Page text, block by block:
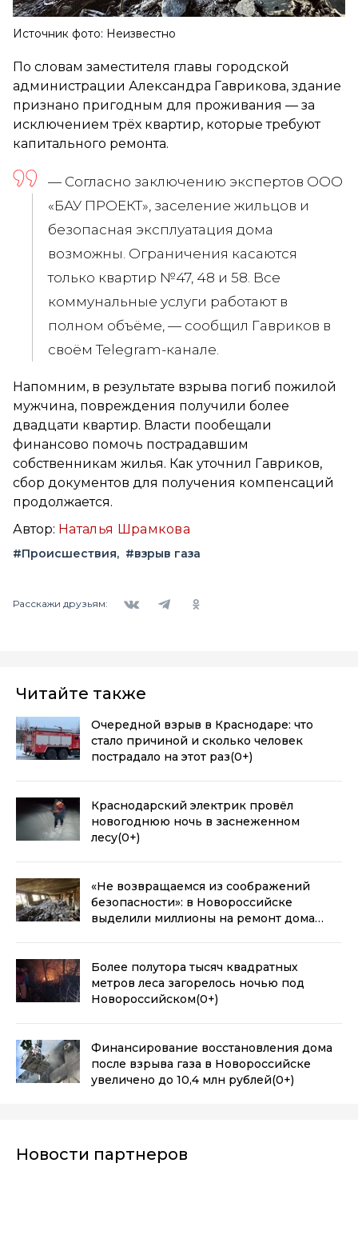
Источник фото: Неизвестно
По словам заместителя главы городской
администрации Александра Гаврикова, здание
признано пригодным для проживания — за
исключением трёх квартир, которые требуют
капитального ремонта.
— Согласно заключению экспертов ООО
«БАУ ПРОЕКТ», заселение жильцов и
безопасная эксплуатация дома
возможны. Ограничения касаются
только квартир №47, 48 и 58. Все
коммунальные услуги работают в
полном объёме, — сообщил Гавриков в
своём Telegram-канале.
Напомним, в результате взрыва погиб пожилой
мужчина, повреждения получили более
двадцати квартир. Власти пообещали
финансово помочь пострадавшим
собственникам жилья. Как уточнил Гавриков,
сбор документов для получения компенсаций
продолжается.
Автор: Наталья Шрамкова
#Происшествия #взрыв газа
Расскажи друзьям:
Читайте также
Очередной взрыв в Краснодаре: что
стало причиной и сколько человек
пострадало на этот раз(0+)
Краснодарский электрик провёл
новогоднюю ночь в заснеженном
лесу(0+)
«Не возвращаемся из соображений
безопасности»: в Новороссийске
выделили миллионы на ремонт дома
Более полутора тысяч квадратных
метров леса загорелось ночью под
Новороссийском(0+)
Финансирование восстановления дома
после взрыва газа в Новороссийске
увеличено до 10,4 млн рублей(0+)
Новости партнеров